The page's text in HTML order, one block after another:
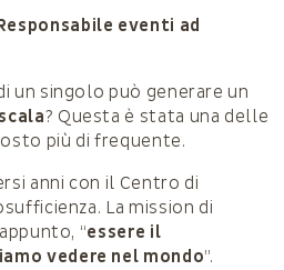
eventi ad
un singolo può generare un
? Questa è stata una delle
più di frequente.
anni con il Centro di
La mission di
“essere il
vedere nel mondo”.